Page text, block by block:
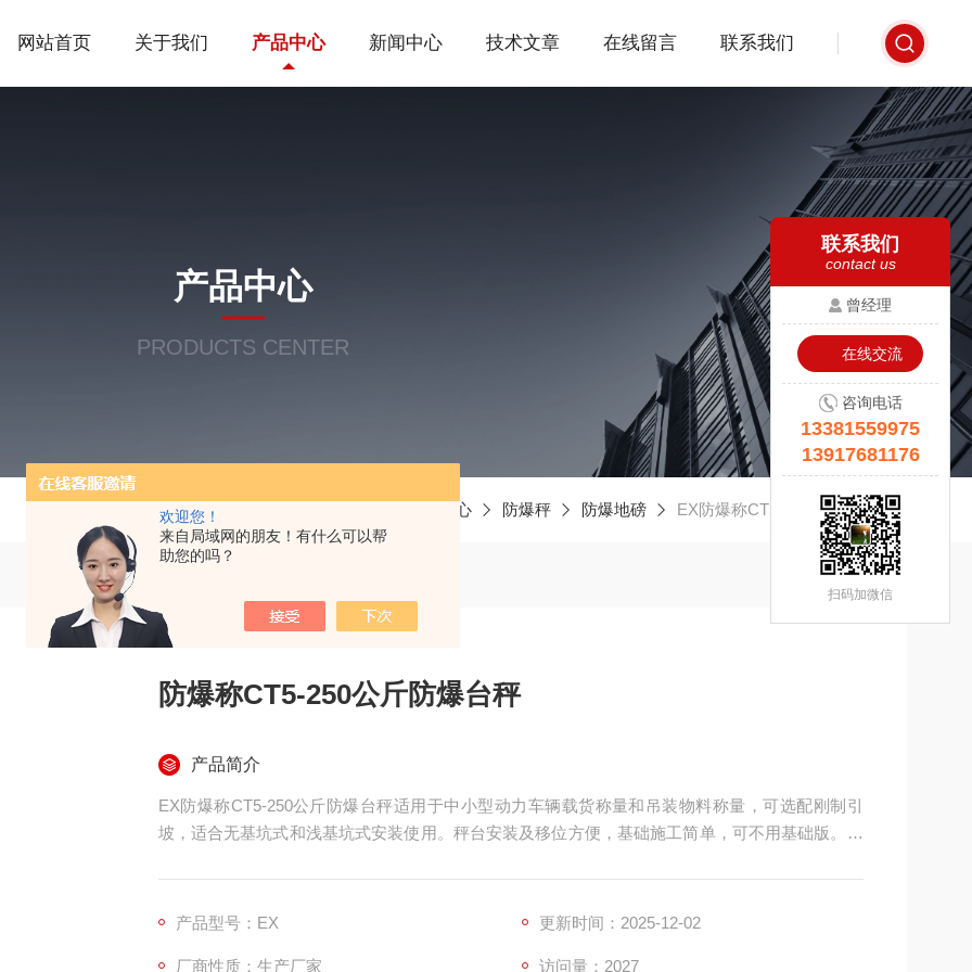
欢迎您！
来自局域网的朋友！有什么可以帮
助您的吗？
网站首页 关于我们 产品中心 新闻中心 技术文章 在线留言 联系我们
产品中心
PRODUCTS CENTER
产品中心 防爆秤 防爆地磅 EX防爆称CT5-250公斤防爆台秤
防爆称CT5-250公斤防爆台秤
产品简介
EX防爆称CT5-250公斤防爆台秤适用于中小型动力车辆载货称量和吊装物料称量，可选配刚制引
坡，适合无基坑式和浅基坑式安装使用。秤台安装及移位方便，基础施工简单，可不用基础版。防
产品型号：EX
更新时间：2025-12-02
厂商性质：生产厂家 访问量：2027
联系我们
contact us
曾经理
在线交流
咨询电话
13381559975
13917681176
扫码加微信